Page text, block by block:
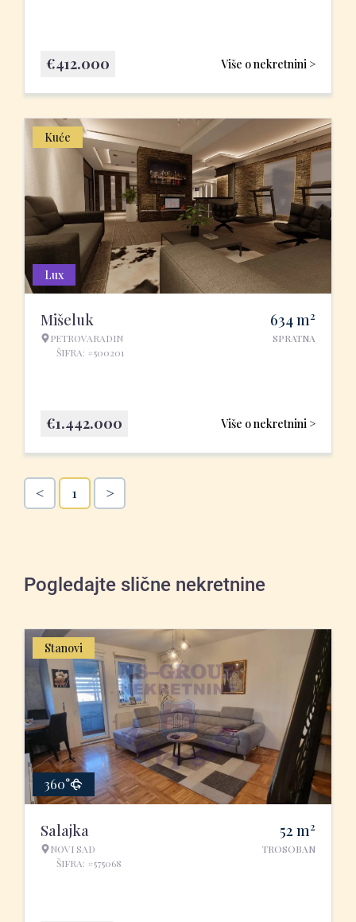
Više o nekretnini >
€412.000
Kuće
Lux
Mišeluk
PETROVARADIN
ŠIFRA: #500201
634m2
SPRATNA
Više o nekretnini >
€1.442.000
< 1 >
Pogledajte slične nekretnine
Stanovi
360°
Salajka
NOVI SAD
ŠIFRA: #575068
52 m2
TROSOBAN